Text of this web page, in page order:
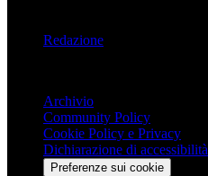
Redazione
Archivio
Community Policy
Cookie Policy e Privacy
Dichiarazione di accessibilità
Preferenze sui cookie